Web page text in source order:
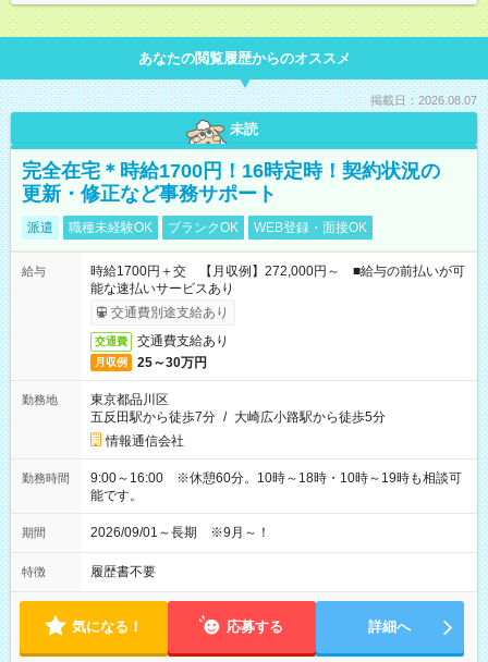
あなたの閲覧履歴からのオススメ
掲載日：2026.08.07
未読
完全在宅＊時給1700円！16時定時！契約状況の
更新・修正など事務サポート
派遣 職種未経験OK ブランクOK WEB登録・面接OK
給与
時給1700円＋交 【月収例】272,000円～ ■給与の前払いが可
能な速払いサービスあり
交通費別途支給あり
交通費 交通費支給あり
月収例 25～30万円
勤務地
東京都品川区
五反田駅から徒歩7分 / 大崎広小路駅から徒歩5分
情報通信会社
勤務時間
9:00～16:00 ※休憩60分。10時～18時・10時～19時も相談可
能です。
期間 2026/09/01～長期 ※9月～！
特徴 履歴書不要
気になる！ 応募する 詳細へ